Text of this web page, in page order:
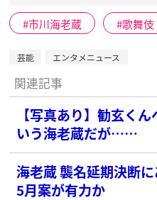
市川海老蔵 歌舞伎
芸能 エンタメニュース
関連記事
【写真あり】勧玄く
いう海老蔵だが……
海老蔵 襲名延期決断
5月案が有力か